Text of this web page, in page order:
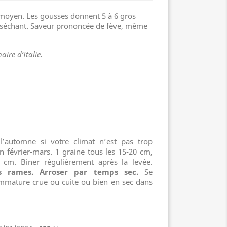
Les gousses donnent 5 à 6 gros
Saveur prononcée de fève, même
d’Italie.
si votre climat n’est pas trop
février-mars. 1 graine tous les 15-20 cm,
Biner régulièrement après la levée.
rames. Arroser par temps sec.Se
crue ou cuite ou bien en sec dans